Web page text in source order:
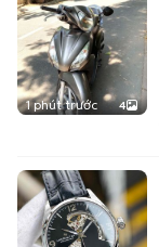
1 phút trước 4